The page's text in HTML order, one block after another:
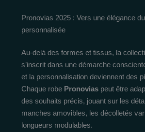
Pronovias 2025 : Vers une élégance
personnalisée
Au-delà des formes et tissus, la
s’inscrit dans une démarche
et la personnalisation deviennent des
Chaque robe Pronovias peut être
des souhaits précis, jouant sur les
manches amovibles, les décolletés
longueurs modulables.